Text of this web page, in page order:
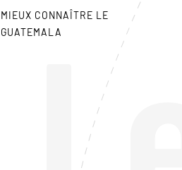
MIEUX CONNAÎTRE LE
GUATEMALA